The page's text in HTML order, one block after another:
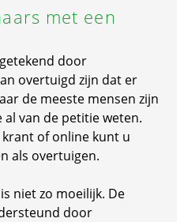
met een
door
overtuigd zijn dat er
de meeste mensen zijn
al van de petitie weten.
of online kunt u
als overtuigen.
niet zo moeilijk. De
door